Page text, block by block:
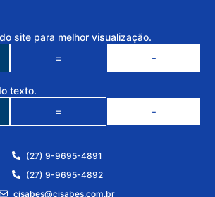
site para melhor visualização.
= -
texto.
= -
(27) 9-9695-4891
(27) 9-9695-4892
cisabes@cisabes.com.br